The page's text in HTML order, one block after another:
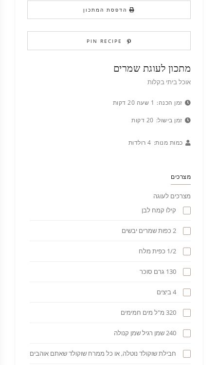
הדפסת המתכון
PIN RECIPE
מתכון לעוגת שמרים
אוכל ביתי בקלות
זמן הכנה: 1 שעה 20 דקות
זמן בישול: 20 דקות
כמות מנות: 4 רולדות
מצרכים
מצרכים לעוגה
קילו קמח לבן
2 כפות שמרים יבשים
1/2 כפית מלח
130 גרם סוכר
4 ביצים
320 מ"ל מים חמימים
240 שמן רגיל שמן קנולה
חבילת שוקולד נוטלה, או כל ממרח שוקולד שאתם אוהבים